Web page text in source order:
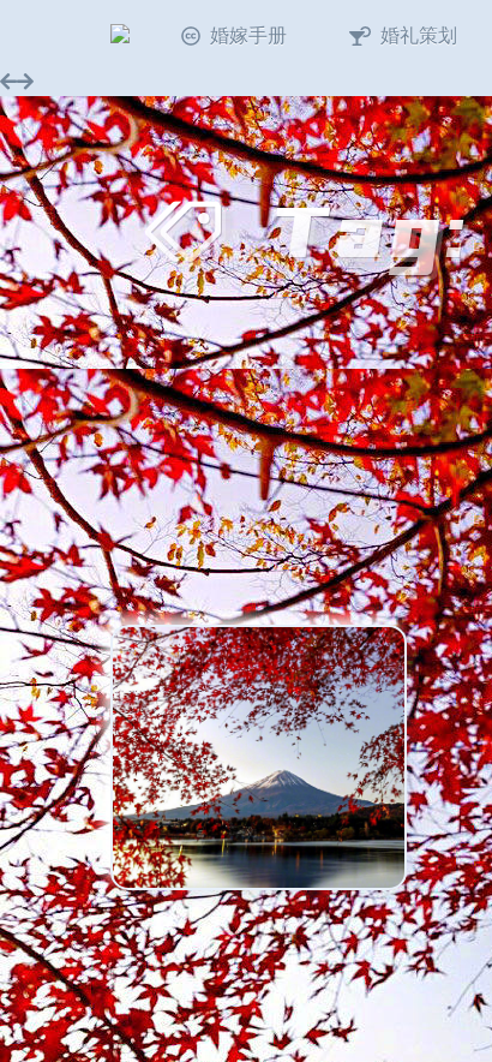
婚嫁手册 婚礼策划
Tag:
资讯
国语，老歌，青春，情怀...
像册